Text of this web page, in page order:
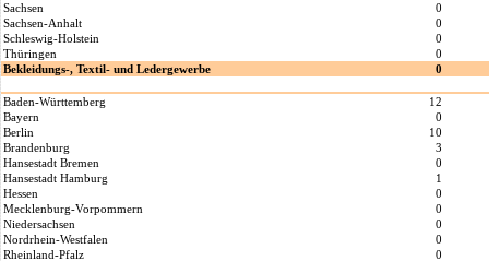
Sachsen
0
Sachsen-Anhalt
0
Schleswig-Holstein
0
Thüringen
0
Bekleidungs-, Textil- und Ledergewerbe
0
Baden-Württemberg
12
Bayern
0
Berlin
10
Brandenburg
3
Hansestadt Bremen
0
Hansestadt Hamburg
1
Hessen
0
Mecklenburg-Vorpommern
0
Niedersachsen
0
Nordrhein-Westfalen
0
Rheinland-Pfalz
0